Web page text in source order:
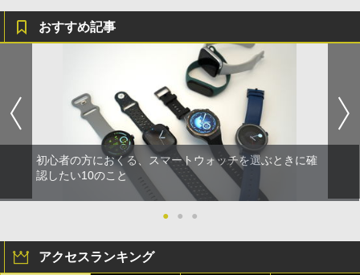
おすすめ記事
初心者の方におくる、スマートウォッチを選ぶときに確
認したい10のこと
● ● ●
アクセスランキング